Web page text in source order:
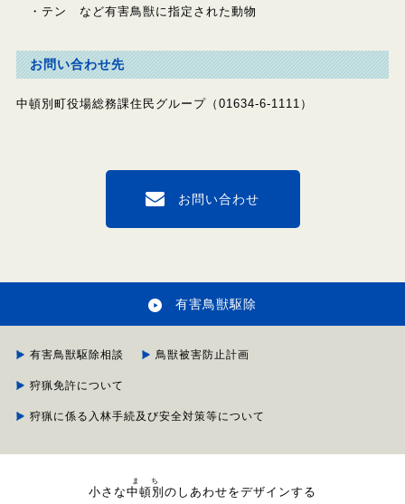
・テン など有害鳥獣に指定された動物
お問い合わせ先
中頓別町役場総務課住民グループ（ 01634-6-1111 ）
お問い合わせ
有害鳥獣駆除
有害鳥獣駆除相談 鳥獣被害防止計画
狩猟免許について
狩猟に係る入林手続及び安全対策等について
小さな中頓別
まち
のしあわせをデザインする